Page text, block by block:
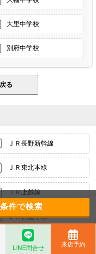
大里中学校
別府中学校
ＪＲ長野新幹線
ＪＲ東北本線
ＪＲ上越線
ＪＲ信越本線
わたらせ渓谷鐵道
LINE問合せ 来店予約